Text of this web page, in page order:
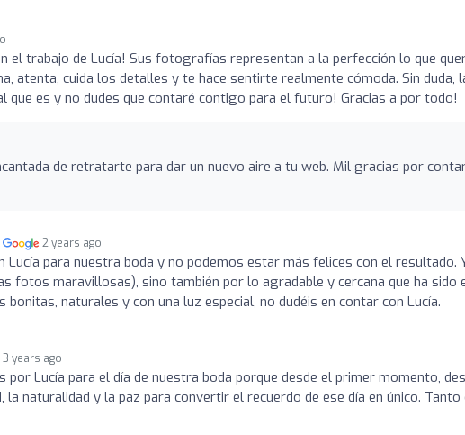
el trabajo de Lucía! Sus fotografías representan a la perfección lo que
atenta, cuida los detalles y te hace sentirte realmente cómoda. Sin duda,
que es y no dudes que contaré contigo para el futuro! Gracias a por todo!
de retratarte para dar un nuevo aire a tu web. Mil gracias por
2 years ago
Lucía para nuestra boda y no podemos estar más felices con el resultado.
fotos maravillosas), sino también por lo agradable y cercana que ha sido
naturales y con una luz especial, no dudéis en contar con Lucía.
3 years ago
por Lucía para el día de nuestra boda porque desde el primer momento,
naturalidad y la paz para convertir el recuerdo de ese día en único. Tanto